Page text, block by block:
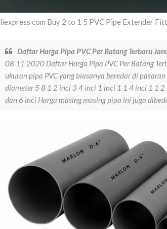
com Buy 2 to 1 5 PVC Pipe Extender
Daftar Harga Pipa PVC Per Batang Terbaru
08 11 2020 Daftar Harga Pipa PVC Per Batang
ukuran pipa PVC yang biasanya beredar di
diameter 5 8 1 2 inci 3 4 inci 1 inci 1 1 4 inci 1 1
dan 6 inci Harga masing masing pipa ini juga